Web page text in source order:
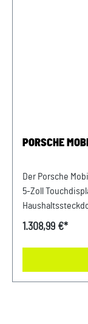
PORSCHE
Der Porsche
5-Zoll
Ladelösung
sich über Ihr
Bedarf mit der
1.308,99 €*